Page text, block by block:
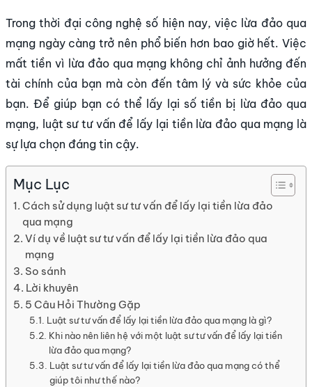
Trong thời đại công nghệ số hiện nay, việc lừa đảo qua
mạng ngày càng trở nên phổ biến hơn bao giờ hết. Việc
mất tiền vì lừa đảo qua mạng không chỉ ảnh hưởng đến
tài chính của bạn mà còn đến tâm lý và sức khỏe của
bạn. Để giúp bạn có thể lấy lại số tiền bị lừa đảo qua
mạng, luật sư tư vấn để lấy lại tiền lừa đảo qua mạng là
sự lựa chọn đáng tin cậy.
Mục Lục
Cách sử dụng luật sư tư vấn để lấy lại tiền lừa đảo
qua mạng
Ví dụ về luật sư tư vấn để lấy lại tiền lừa đảo qua
mạng
So sánh
Lời khuyên
5 Câu Hỏi Thường Gặp
Luật sư tư vấn để lấy lại tiền lừa đảo qua mạng là gì?
Khi nào nên liên hệ với một luật sư tư vấn để lấy lại tiền
lừa đảo qua mạng?
Luật sư tư vấn để lấy lại tiền lừa đảo qua mạng có thể
giúp tôi như thế nào?